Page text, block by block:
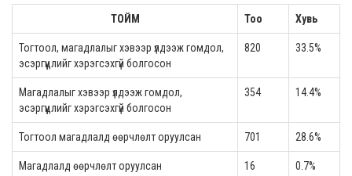
ТОЙМ Тоо Хувь
Тогтоол, магадлалыг хэвээр үлдээж гомдол,
эсэргүүцлийг хэрэгсэхгүй болгосон
820 33.5%
Магадлалыг хэвээр үлдээж гомдол,
эсэргүүцлийг хэрэгсэхгүй болгосон
354 14.4%
Тогтоол магадлалд өөрчлөлт оруулсан 701 28.6%
Магадлалд өөрчлөлт оруулсан 16 0.7%